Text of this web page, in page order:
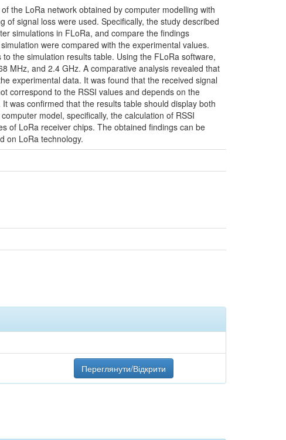
the LoRa network obtained by computer modelling with
signal loss were used. Specifically, the study described
simulations in FLoRa, and compare the findings
were compared with the experimental values.
the simulation results table. Using the FLoRa software,
MHz, and 2.4 GHz. A comparative analysis revealed that
experimental data. It was found that the received signal
correspond to the RSSI values and depends on the
was confirmed that the results table should display both
model, specifically, the calculation of RSSI
of LoRa receiver chips. The obtained findings can be
on LoRa technology.
Переглянути/Відкрити